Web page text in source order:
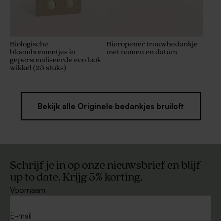
Biologische
bloembommetjes in
gepersonaliseerde eco look
wikkel (25 stuks)
Bieropener trouwbedankje
met namen en datum
Bekijk alle Originele bedankjes bruiloft
Schrijf je in op onze nieuwsbrief en blijf
up to date. Krijg 5% korting.
Voornaam
E-mail